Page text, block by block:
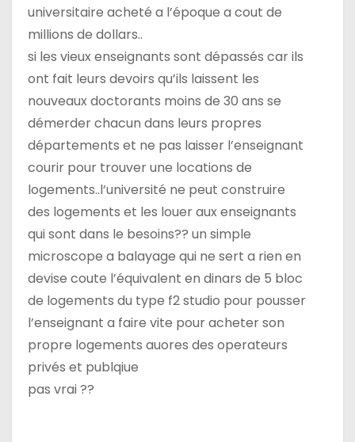
universitaire acheté a l’époque a cout de
millions de dollars..
si les vieux enseignants sont dépassés car ils
ont fait leurs devoirs qu’ils laissent les
nouveaux doctorants moins de 30 ans se
démerder chacun dans leurs propres
départements et ne pas laisser l’enseignant
courir pour trouver une locations de
logements..l’université ne peut construire
des logements et les louer aux enseignants
qui sont dans le besoins?? un simple
microscope a balayage qui ne sert a rien en
devise coute l’équivalent en dinars de 5 bloc
de logements du type f2 studio pour pousser
l’enseignant a faire vite pour acheter son
propre logements auores des operateurs
privés et publqiue
pas vrai ??